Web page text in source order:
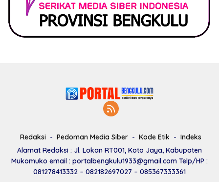
Redaksi Pedoman Media Siber Kode Etik
Indeks
Alamat Redaksi : Jl. Lokan RT001, Koto Jaya, Kabupaten
Mukomuko email : portalbengkulu1933@gmail.com Telp/HP :
081278413332 – 082182697027 – 085367333361